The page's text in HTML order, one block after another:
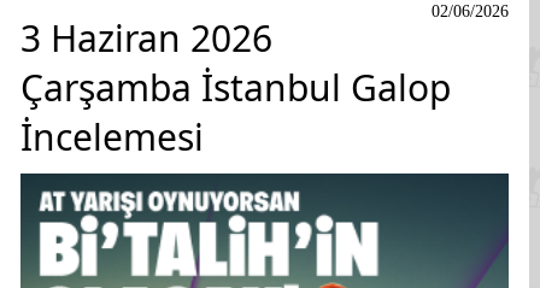
02/06/2026
3 Haziran 2026
Çarşamba İstanbul Galop
İncelemesi